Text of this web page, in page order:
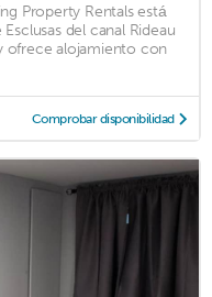
Property Rentals está
del canal Rideau
ofrece alojamiento con
Comprobar disponibilidad